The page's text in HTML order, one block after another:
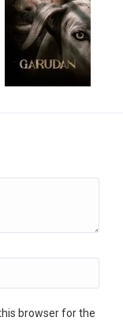
browser for the